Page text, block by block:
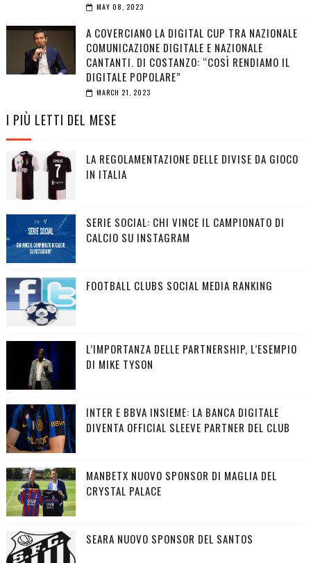
MAY 08, 2023
A COVERCIANO LA DIGITAL CUP TRA NAZIONALE
COMUNICAZIONE DIGITALE E NAZIONALE
CANTANTI. DI COSTANZO: “COSÌ RENDIAMO IL
DIGITALE POPOLARE”
MARCH 21, 2023
I PIÙ LETTI DEL MESE
LA REGOLAMENTAZIONE DELLE DIVISE DA GIOCO
IN ITALIA
SERIE SOCIAL: CHI VINCE IL CAMPIONATO DI
CALCIO SU INSTAGRAM
FOOTBALL CLUBS SOCIAL MEDIA RANKING
L’IMPORTANZA DELLE PARTNERSHIP, L’ESEMPIO
DI MIKE TYSON
INTER E BBVA INSIEME: LA BANCA DIGITALE
DIVENTA OFFICIAL SLEEVE PARTNER DEL CLUB
MANBETX NUOVO SPONSOR DI MAGLIA DEL
CRYSTAL PALACE
SEARA NUOVO SPONSOR DEL SANTOS